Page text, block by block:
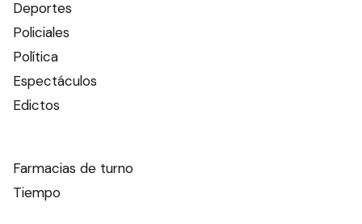
Deportes
Policiales
Política
Espectáculos
Edictos
Farmacias de turno
Tiempo